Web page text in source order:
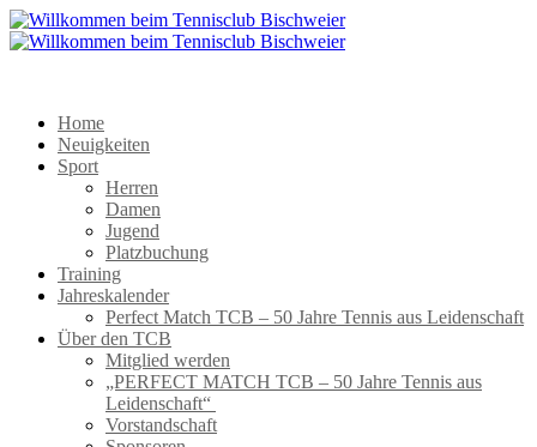
Home
Neuigkeiten
Sport
Herren
Damen
Jugend
Platzbuchung
Training
Jahreskalender
Perfect Match TCB – 50 Jahre Tennis aus Leidenschaft
Über den TCB
Mitglied werden
„PERFECT MATCH TCB – 50 Jahre Tennis aus
Leidenschaft“
Vorstandschaft